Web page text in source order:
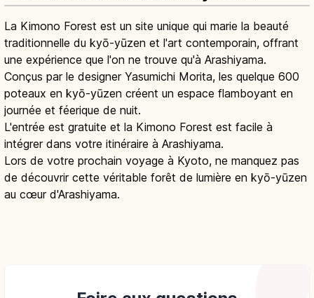
La Kimono Forest est un site unique qui marie la beauté
traditionnelle du kyō-yūzen et l'art contemporain, offrant
une expérience que l'on ne trouve qu'à Arashiyama.
Conçus par le designer Yasumichi Morita, les quelque 600
poteaux en kyō-yūzen créent un espace flamboyant en
journée et féerique de nuit.
L'entrée est gratuite et la Kimono Forest est facile à
intégrer dans votre itinéraire à Arashiyama.
Lors de votre prochain voyage à Kyoto, ne manquez pas
de découvrir cette véritable forêt de lumière en kyō-yūzen
au cœur d'Arashiyama.